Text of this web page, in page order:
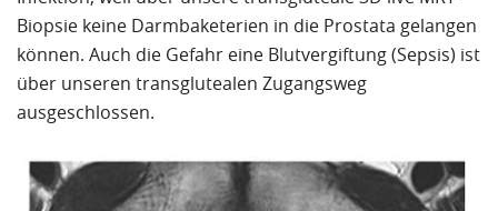
Biopsie keine Darmbaketerien in die Prostata gelangen
können. Auch die Gefahr eine Blutvergiftung (Sepsis) ist
über unseren transglutealen Zugangsweg
ausgeschlossen.